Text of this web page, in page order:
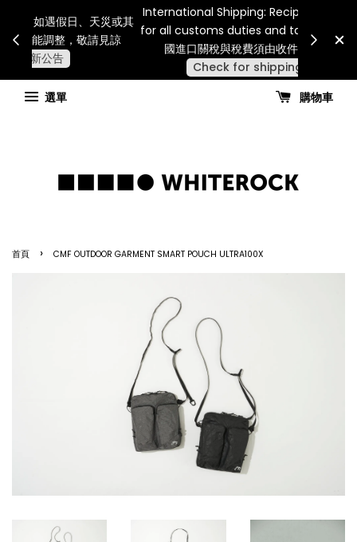
連假期間宅配服務將暫停配送。 如遇假日、天災或其
他不可抗力因素，出貨安排可能調整，敬請見諒
查看國內宅配最新公告
for all
國
選單
購物車
首頁 › CMF OUTDOOR GARMENT SMART POUCH ULTRA100X